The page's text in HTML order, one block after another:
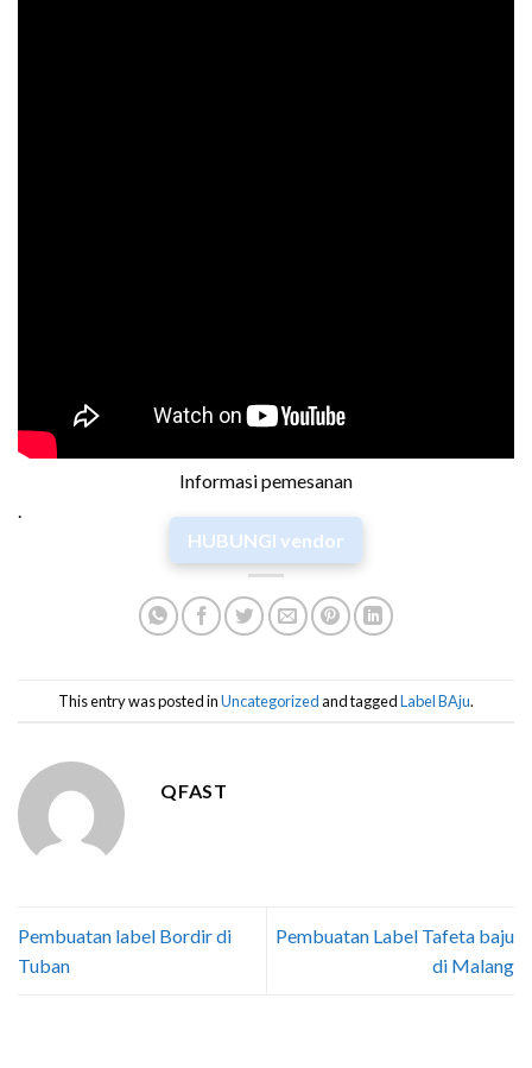
Informasi pemesanan
.
HUBUNGI vendor
This entry was posted inUncategorizedand taggedLabel BAju.
QFAST
Pembuatan label Bordir di
Tuban
Pembuatan Label Tafeta baju
di Malang